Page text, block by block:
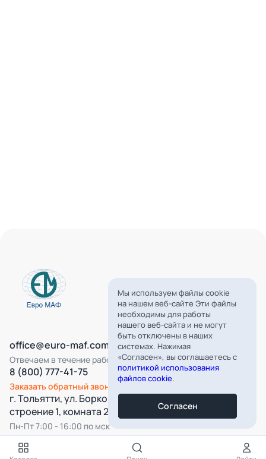
Все категории
office@euro-maf.com
Отвечаем в течение рабочего дня
8 (800) 777-41-75
Заказать обратный звонок
г. Тольятти, ул. Борковская, д. 16,
строение 1, комната 22
Пн-Пт 7:00 - 16:00 по мск
Мы используем файлы cookie
на нашем веб-сайте Эти файлы
необходимы для работы
нашего веб-сайта и не могут
быть отключены в наших
системах. Нажимая
«Согласен», вы соглашаетесь с
политикой использования
файлов cookie.
Согласен